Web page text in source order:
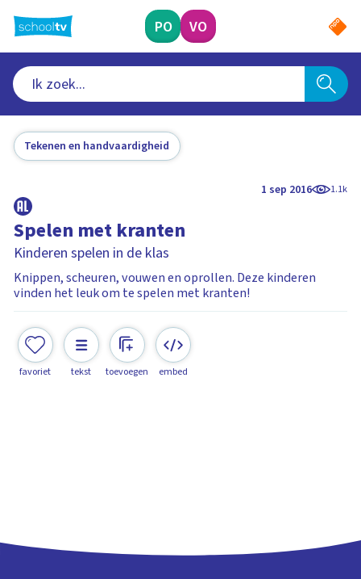
naar
hoofdinhoud
PO VO
Tekenen en handvaardigheid
1 sep 2016 1.1k
Spelen met kranten
Kinderen spelen in de klas
Knippen, scheuren, vouwen en oprollen. Deze kinderen
vinden het leuk om te spelen met kranten!
favoriet tekst toevoegen embed